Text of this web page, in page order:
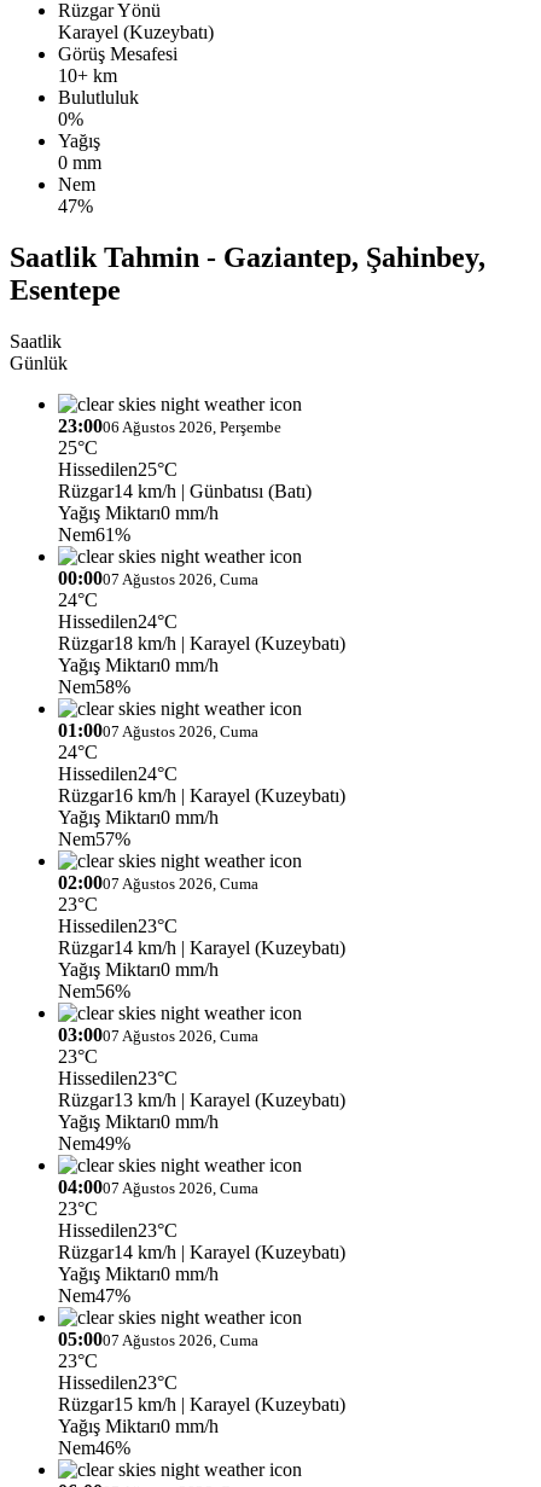
Rüzgar Yönü
Karayel (Kuzeybatı)
Görüş Mesafesi
10+ km
Bulutluluk
0%
Yağış
0 mm
Nem
47%
Saatlik Tahmin - Gaziantep, Şahinbey,
Esentepe
Saatlik
Günlük
23:0006 Ağustos 2026, Perşembe
25°C
Hissedilen25°C
Rüzgar14 km/h | Günbatısı (Batı)
Yağış Miktarı0 mm/h
Nem61%
00:0007 Ağustos 2026, Cuma
24°C
Hissedilen24°C
Rüzgar18 km/h | Karayel (Kuzeybatı)
Yağış Miktarı0 mm/h
Nem58%
01:0007 Ağustos 2026, Cuma
24°C
Hissedilen24°C
Rüzgar16 km/h | Karayel (Kuzeybatı)
Yağış Miktarı0 mm/h
Nem57%
02:0007 Ağustos 2026, Cuma
23°C
Hissedilen23°C
Rüzgar14 km/h | Karayel (Kuzeybatı)
Yağış Miktarı0 mm/h
Nem56%
03:0007 Ağustos 2026, Cuma
23°C
Hissedilen23°C
Rüzgar13 km/h | Karayel (Kuzeybatı)
Yağış Miktarı0 mm/h
Nem49%
04:0007 Ağustos 2026, Cuma
23°C
Hissedilen23°C
Rüzgar14 km/h | Karayel (Kuzeybatı)
Yağış Miktarı0 mm/h
Nem47%
05:0007 Ağustos 2026, Cuma
23°C
Hissedilen23°C
Rüzgar15 km/h | Karayel (Kuzeybatı)
Yağış Miktarı0 mm/h
Nem46%